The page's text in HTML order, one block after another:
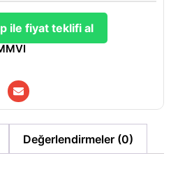
ile fiyat teklifi al
Değerlendirmeler (0)